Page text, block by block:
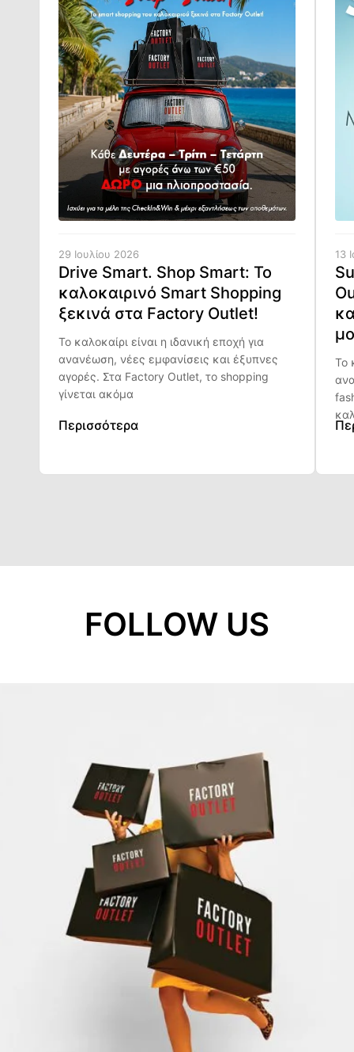
29 Ιουλίου 2026
Drive Smart. Shop Smart: Το
καλοκαιρινό Smart Shopping
ξεκινά στα Factory Outlet!
Το καλοκαίρι είναι η ιδανική εποχή για
ανανέωση, νέες εμφανίσεις και έξυπνες
αγορές. Στα Factory Outlet, το shopping
γίνεται ακόμα
Περισσότερα
13
Το
FOLLOW US